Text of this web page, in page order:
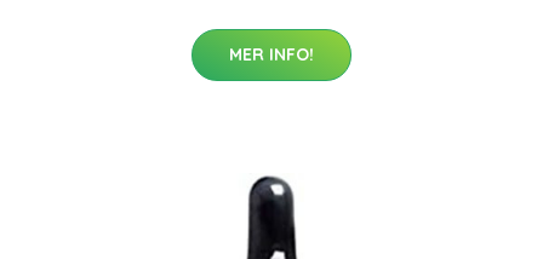
MER INFO!